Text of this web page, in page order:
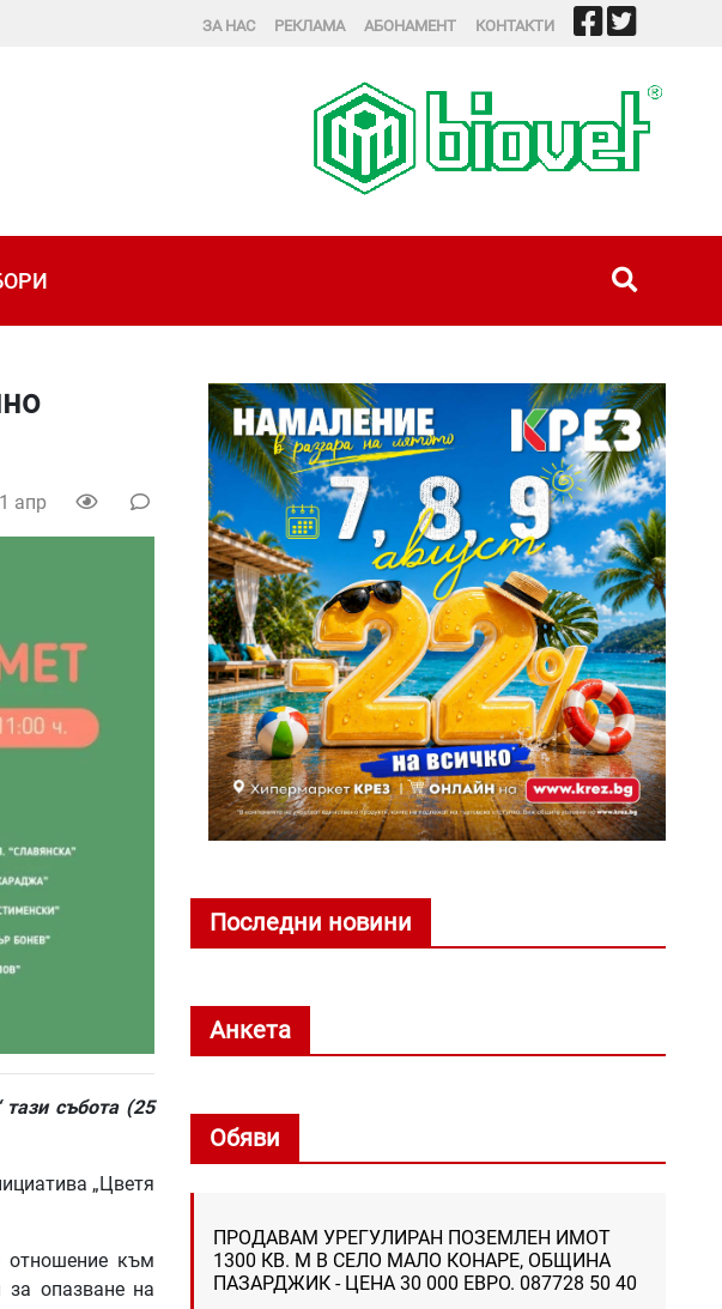
ЗА НАС РЕКЛАМА АБОНАМЕНТ КОНТАКТИ
апр
събота (25
„Цветя
отношение към
за опазване на
Последни новини
Анкета
Обяви
ПРОДАВАМ УРЕГУЛИРАН ПОЗЕМЛЕН ИМОТ
1300 КВ. М В СЕЛО МАЛО КОНАРЕ, ОБЩИНА
ПАЗАРДЖИК - ЦЕНА 30 000 ЕВРО. 087728 50 40